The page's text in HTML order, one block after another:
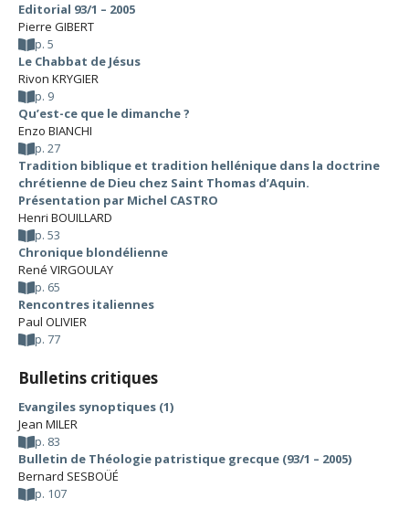
Editorial 93/1 – 2005
Pierre GIBERT
p. 5
Le Chabbat de Jésus
Rivon KRYGIER
p. 9
Qu’est-ce que le dimanche ?
Enzo BIANCHI
p. 27
Tradition biblique et tradition hellénique dans la doctrine
chrétienne de Dieu chez Saint Thomas d’Aquin.
Présentation par Michel CASTRO
Henri BOUILLARD
p. 53
Chronique blondélienne
René VIRGOULAY
p. 65
Rencontres italiennes
Paul OLIVIER
p. 77
Bulletins critiques
Evangiles synoptiques (1)
Jean MILER
p. 83
Bulletin de Théologie patristique grecque (93/1 – 2005)
Bernard SESBOÜÉ
p. 107